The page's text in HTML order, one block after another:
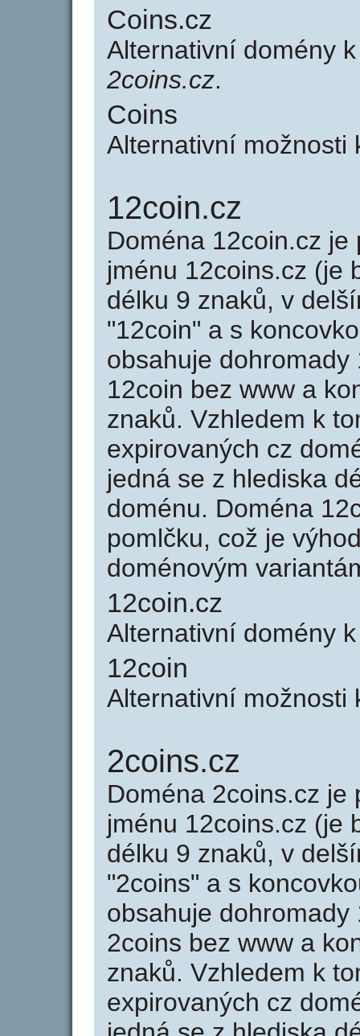
Coins.cz
Alternativní domény
2coins.cz.
Coins
Alternativní
12coin.cz
Doména 12coin.cz
jménu 12coins.cz (je
délku 9 znaků, v
"12coin" a s
obsahuje
12coin bez www a
znaků. Vzhledem k
expirovaných cz
jedná se z hlediska
doménu. Doména
pomlčku, což je
doménovým
12coin.cz
Alternativní domény
12coin
Alternativní možnosti
2coins.cz
Doména 2coins.cz je
jménu 12coins.cz (je
délku 9 znaků, v
"2coins" a s
obsahuje
2coins bez www a
znaků. Vzhledem k
expirovaných cz